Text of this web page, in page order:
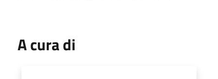
A cura di